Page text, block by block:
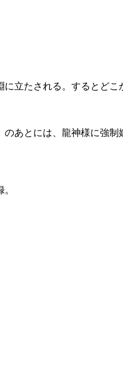
立たされる。するとどこ
あとには、龍神様に強